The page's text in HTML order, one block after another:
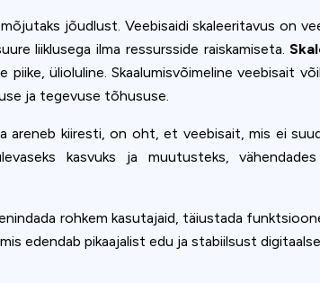
jõudlust. Veebisaidi skaleeritavus on
liiklusega ilma ressursside raiskamiseta.
ülioluline. Skaalumisvõimeline veebisait
ja tegevuse tõhususe.
kiiresti, on oht, et veebisait, mis ei
kasvuks ja muutusteks,
rohkem kasutajaid, täiustada
edendab pikaajalist edu ja stabiilsust